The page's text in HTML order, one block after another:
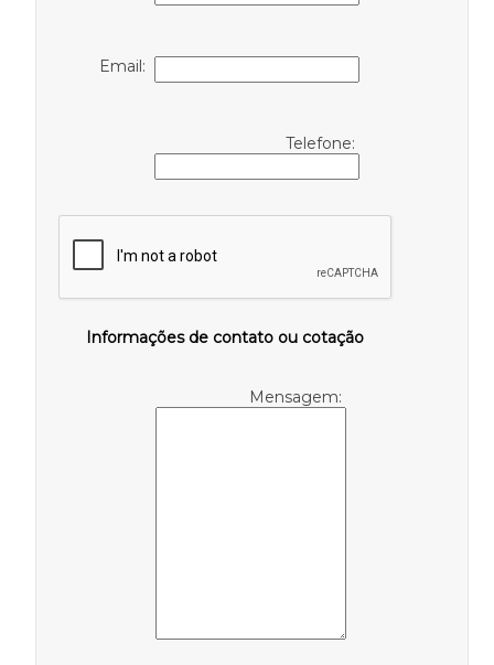
Email:
Telefone:
Informações de contato ou cotação
Mensagem: